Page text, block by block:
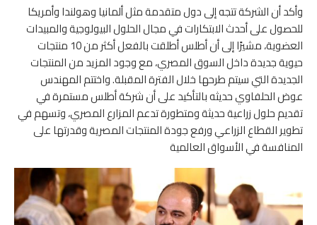
وأكد أن الشركة تتجه إلى دول متقدمة مثل ألمانيا وهولندا وأمريكا
للحصول على أحدث الابتكارات في مجال الحلول البيولوجية والمبيدات
العضوية، مشيرًا إلى أن أطلس أطلقت بالفعل أكثر من 10 منتجات
حيوية جديدة داخل السوق المصري، مع وجود المزيد من المنتجات
الجديدة التي سيتم طرحها خلال الفترة المقبلة. واختتم المهندس
عوض الحلفاوي حديثه بالتأكيد على أن شركة أطلس مستمرة في
تقديم حلول زراعية حديثة ومتطورة تدعم المزارع المصري، وتسهم في
تطوير القطاع الزراعي ورفع جودة المنتجات المصرية وقدرتها على
المنافسة في الأسواق العالمية